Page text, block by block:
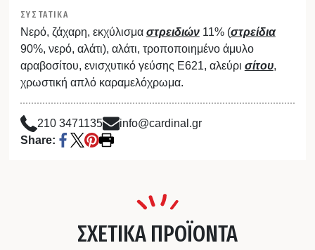
ΣΥΣΤΑΤΙΚΑ
Νερό, ζάχαρη, εκχύλισμα στρειδιών11% (στρείδια
90%, νερό, αλάτι), αλάτι, τροποποιημένο άμυλο
αραβοσίτου, ενισχυτικό γεύσης Ε621, αλεύρι σίτου,
χρωστική απλό καραμελόχρωμα.
210 3471135
info@cardinal.gr
Share:
ΣΧΕΤΙΚΑ ΠΡΟΪΟΝΤΑ